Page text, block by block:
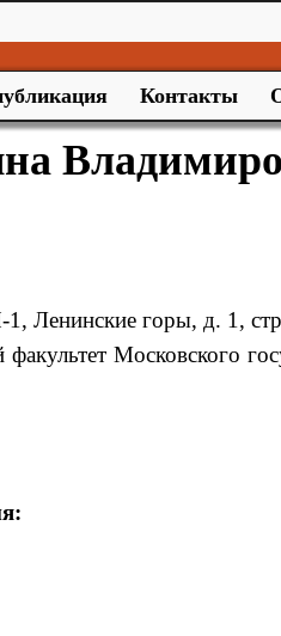
Контакты
Ленинские горы, д. 1,
факультет Московского